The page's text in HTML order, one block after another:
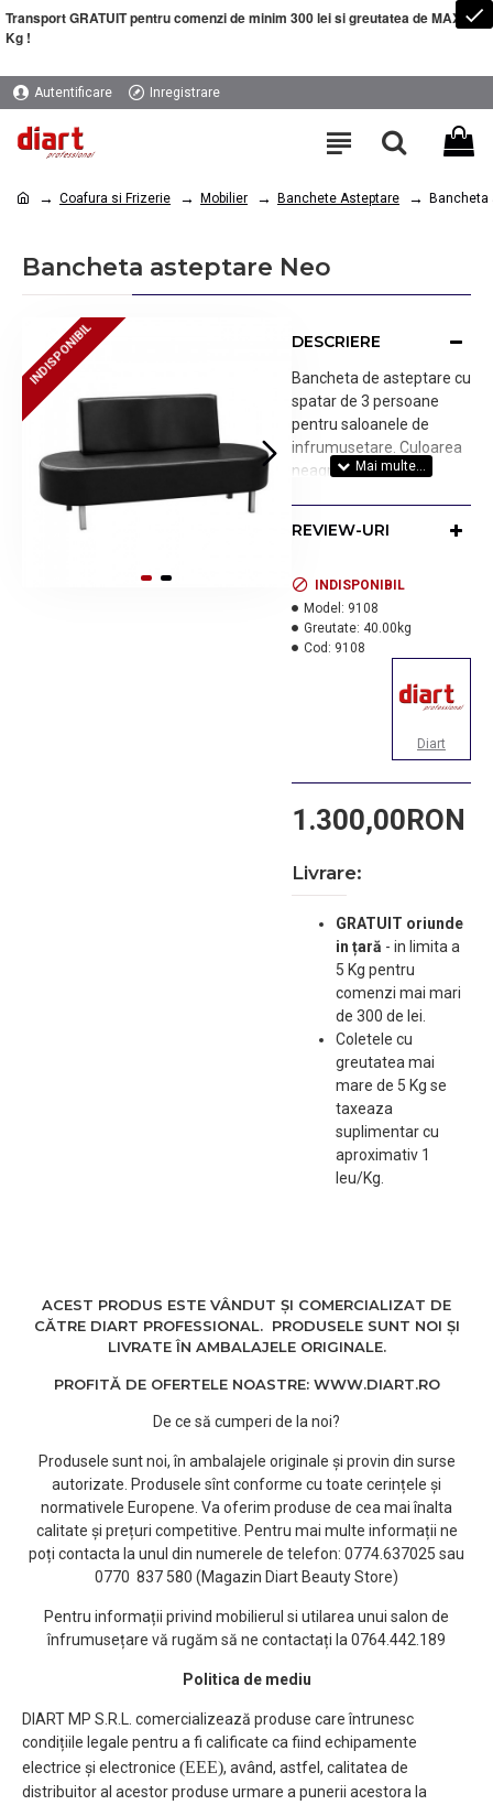
Transport GRATUIT pentru comenzi de minim 300 lei si greutatea de MAXIM 5
Kg !
Autentificare Inregistrare
Coafura si Frizerie Mobilier Banchete Asteptare Bancheta
Bancheta asteptare Neo
INDISPONIBIL
INDISPONIBIL DESCRIERE
Bancheta de asteptare cu
spatar de 3 persoane
pentru saloanele de
infrumusetare. Culoarea
neagra.
REVIEW-URI
1.300,00RON
INDISPONIBIL
Model: 9108
Greutate: 40.00kg
Cod: 9108
Diart
Livrare:
GRATUIT oriunde
in țară - in limita a
5 Kg pentru
comenzi mai mari
de 300 de lei.
Coletele cu
greutatea mai
mare de 5 Kg se
taxeaza
suplimentar cu
aproximativ 1
leu/Kg.
ACEST PRODUS ESTE VÂNDUT ȘI COMERCIALIZAT DE
CĂTRE DIART PROFESSIONAL. PRODUSELE SUNT NOI ȘI
LIVRATE ÎN AMBALAJELE ORIGINALE.
PROFITĂ DE OFERTELE NOASTRE: WWW.DIART.RO
De ce să cumperi de la noi?
Produsele sunt noi, în ambalajele originale și provin din surse
autorizate. Produsele sînt conforme cu toate cerințele și
normativele Europene. Va oferim produse de cea mai înalta
calitate și prețuri competitive. Pentru mai multe informații ne
poți contacta la unul din numerele de telefon: 0774.637025 sau
0770 837 580 (Magazin Diart Beauty Store)
Pentru informații privind mobilierul si utilarea unui salon de
înfrumusețare vă rugăm să ne contactați la 0764.442.189
Politica de mediu
DIART MP S.R.L. comercializează produse care întrunesc
condițiile legale pentru a fi calificate ca fiind echipamente
electrice și electronice (EEE), având, astfel, calitatea de
distribuitor al acestor produse urmare a punerii acestora la